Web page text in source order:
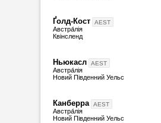
Ґолд-Кост AEST
Австра́лія
Квінсленд
Ньюкасл AEST
Австра́лія
Новий Південний Уельс
Канберра AEST
Австра́лія
Новий Південний Уельс